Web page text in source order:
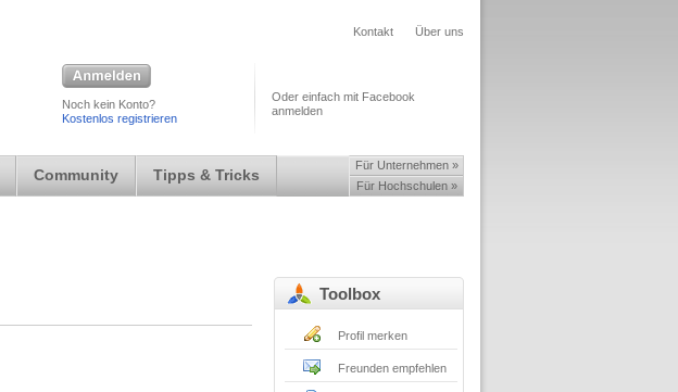
Kontakt Über uns
Noch kein Konto?
Kostenlos registrieren
Oder einfach mit Facebook
anmelden
Community Tipps & Tricks
Für Unternehmen »
Für Hochschulen »
Toolbox
Profil merken
Freunden empfehlen